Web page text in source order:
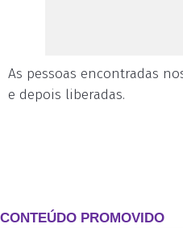
As pessoas encontradas
e depois liberadas.